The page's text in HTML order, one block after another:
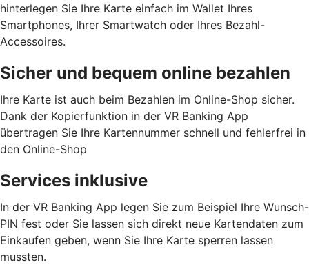
hinterlegen Sie Ihre Karte einfach im Wallet Ihres
Smartphones, Ihrer Smartwatch oder Ihres Bezahl-
Accessoires.
Sicher und bequem online bezahlen
Ihre Karte ist auch beim Bezahlen im Online-Shop sicher.
Dank der Kopierfunktion in der VR Banking App
übertragen Sie Ihre Kartennummer schnell und fehlerfrei in
den Online-Shop
Services inklusive
In der VR Banking App legen Sie zum Beispiel Ihre Wunsch-
PIN fest oder Sie lassen sich direkt neue Kartendaten zum
Einkaufen geben, wenn Sie Ihre Karte sperren lassen
mussten.